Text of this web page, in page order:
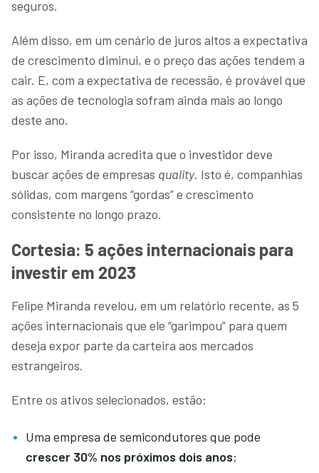
seguros.
Além disso, em um cenário de juros altos a expectativa
de crescimento diminui, e o preço das ações tendem a
cair. E, com a expectativa de recessão, é provável que
as ações de tecnologia sofram ainda mais ao longo
deste ano.
Por isso, Miranda acredita que o investidor deve
buscar ações de empresas quality. Isto é, companhias
sólidas, com margens “gordas” e crescimento
consistente no longo prazo.
Cortesia: 5 ações internacionais para
investir em 2023
Felipe Miranda revelou, em um relatório recente, as 5
ações internacionais que ele “garimpou” para quem
deseja expor parte da carteira aos mercados
estrangeiros.
Entre os ativos selecionados, estão:
Uma empresa de semicondutores que pode
crescer 30% nos próximos dois anos;